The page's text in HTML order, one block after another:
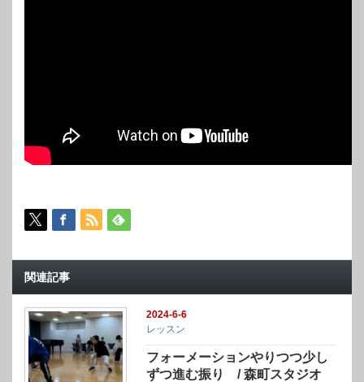
関連記事
2024-6-6
レッスン
フォーメーションやりつつ少し
ずつ進む振り / 森町スタジオ